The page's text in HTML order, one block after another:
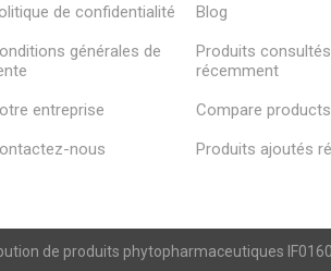
de confidentialité
générales de
entreprise
nous
Blog
Produits consultés
récemment
Compare
Produits ajoutés
de produits phytopharmaceutiques